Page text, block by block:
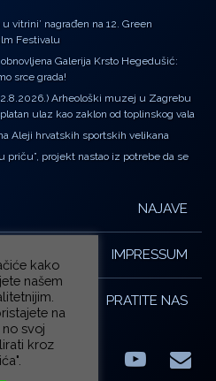
vitrini’ nagrađen na 12. Green
Festivalu
Galerija Krsto Hegedušić:
srce grada!
2.8.2026.) Arheološki muzej u Zagrebu
ulaz kao zaklon od toplinskog vala
Aleji hrvatskih sportskih velikana
priču”, projekt nastao iz potrebe da se
NAJAVE
IMPRESSUM
PRATITE NAS
FacebookLinkedIn E-
kako
našem
na
svoj
kroz